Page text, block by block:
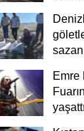
Emre
yaşattı